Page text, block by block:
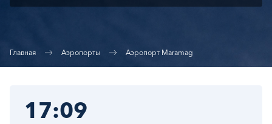
Главная Аэропорты Аэропорт Maramag
17:09